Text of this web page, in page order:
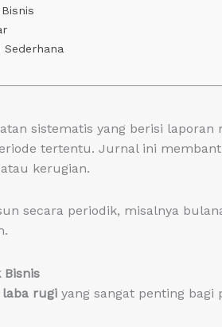
sistematis yang berisi laporan
tertentu. Jurnal ini
kerugian.
secara periodik, misalnya
rugi yang sangat penting bagi